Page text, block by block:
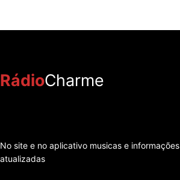
RádioCharme
No site e no aplicativo musicas e informações
atualizadas